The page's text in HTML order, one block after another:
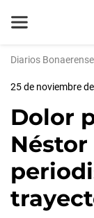
Diarios
25 de noviembre
Dolor
Néstor